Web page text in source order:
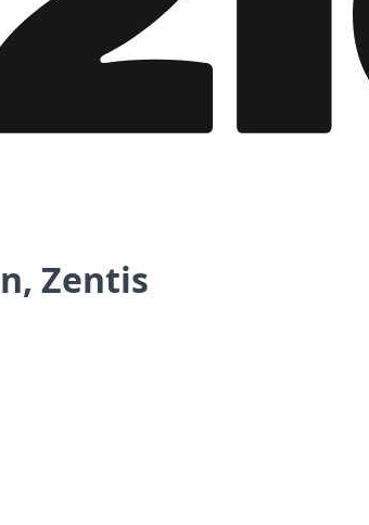
Zentis